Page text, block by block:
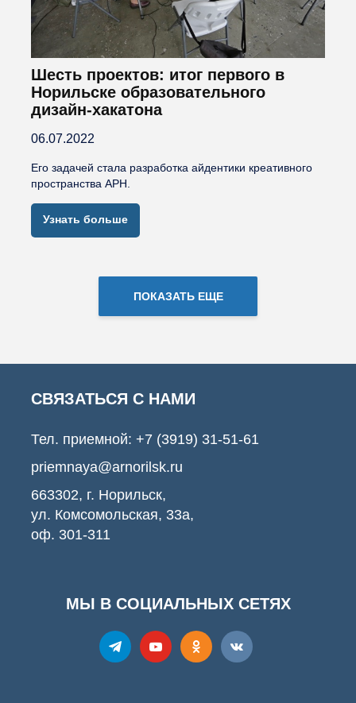
Шесть проектов: итог первого в
Норильске образовательного
дизайн-хакатона
06.07.2022
Его задачей стала разработка айдентики креативного
пространства АРН.
Узнать больше
ПОКАЗАТЬ ЕЩЕ
СВЯЗАТЬСЯ С НАМИ
Тел. приемной: +7 (3919) 31-51-61
priemnaya@arnorilsk.ru
663302, г. Норильск,
ул. Комсомольская, 33а,
оф. 301-311
МЫ В СОЦИАЛЬНЫХ СЕТЯХ